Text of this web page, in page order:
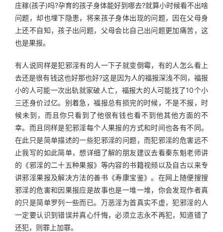
庄稼(孩子)吗?孕育的孩子身体能好到哪去?就算小时候看不出啥
问题，却也埋下隐患，将来孩子身体出现的问题，因在父母身
上还不自知，孩子出问题，父母会比自己出问题更加痛苦，这
也是果报。
有人说同样是犯邪淫有的人一下子就变倒霉，有的人怎么看上
去还是很有钱这也好那也好?这是因为人的福报深浅不同，福报
小的人可能一次出轨就家破人亡，福报大的人可能找了10个小
三还身价过亿。别着急，福报总有损完的时候，不是不报，时
候未到，而且你只看到了他很有钱也看不到他其他方面的不
幸。而且同样是犯邪淫每个人果报的方式和时间也各有不同。
在此只是简单描述的一些犯邪淫的问题，而犯邪淫的危害远不
止我写的如此简单，想详细了解的朋友建议去看秦东魁老师讲
的《邪淫的二十五种果报》等内容的书籍视频以及自古以来专
讲邪淫果报及解决方法的善书《寿康宝鉴》。在网上随便搜搜
邪淫的危害和因果报应是故事也是一堆一堆，你会发现作者真
的只是简单罗列一些而已。万恶淫为首真实不虚，犯邪淫的人
一定要认识到错误并真心忏悔，必须立志永不再犯，知道错了
还犯，则罪上加罪。